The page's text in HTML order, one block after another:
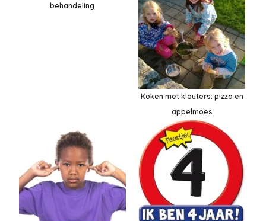
behandeling
Koken met kleuters: pizza en
appelmoes